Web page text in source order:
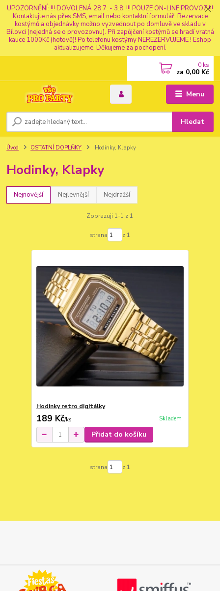
UPOZORNĚNÍ: !!! DOVOLENÁ 28.7. - 3.8. !!! POUZE ON-LINE PROVOZ !!!
Kontaktujte nás přes SMS, email nebo kontaktní formulář. Rezervace
kostýmů a objednávky možno vyzvednout po domluvě ve skladu v
Bílovci (nejedná se o provozovnu). Při zapůjčení kostýmů se hradí vratná
kauce 1000Kč (hotově)! Po telefonu kostýmy NEREZERVUJEME ! Eshop
aktualizujeme. Děkujeme za pochopení.
Menu
Hledat
0 ks
za 0,00 Kč
Úvod OSTATNÍ DOPLŇKY Hodinky, Klapky
Hodinky, Klapky
Nejnovější Nejlevnější Nejdražší
Zobrazuji 1-1 z 1
strana z 1
Hodinky retro digitálky
189 Kč/ks Skladem
Přidat do košíku
strana z 1